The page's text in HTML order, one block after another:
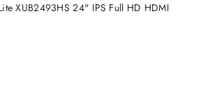
XUB2493HS 24" IPS Full HD HDMI